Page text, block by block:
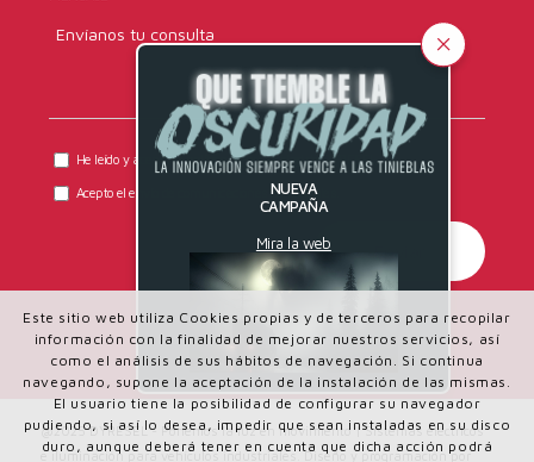
NUEVA
CAMPAÑA
Mira la web
He leído y acepto lapolítica de privacidadde DYRESEL.
Acepto el envío de comunicaciones comerciales.
@2025 DYRESEL - Ponemos la luz en movimiento | Sistemas eléctricos
e iluminación para vehículos industriales. Diseño y programación por
Este sitio web utiliza Cookies propias y de terceros para recopilar
información con la finalidad de mejorar nuestros servicios, así
como el análisis de sus hábitos de navegación. Si continua
navegando, supone la aceptación de la instalación de las mismas.
El usuario tiene la posibilidad de configurar su navegador
pudiendo, si así lo desea, impedir que sean instaladas en su disco
duro, aunque deberá tener en cuenta que dicha acción podrá